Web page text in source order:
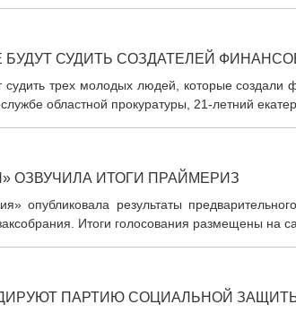
БУДУТ СУДИТЬ СОЗДАТЕЛЕЙ
судить трех молодых людей, которые
областной прокуратуры, 21-летний
ОЗВУЧИЛА ИТОГИ ПРАЙМЕРИЗ
опубликовала результаты
Итоги голосования размещены на
ПАРТИЮ СОЦИАЛЬНОЙ